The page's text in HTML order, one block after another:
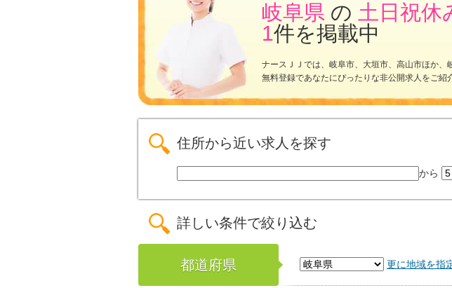
岐阜県 の 土日祝休
1件を掲載中
ナースＪＪでは、岐阜市、大垣市、高山市ほか、
無料登録であなたにぴったりな非公開求人をご紹
住所から近い求人を探す
から
詳しい条件で絞り込む
都道府県 更に地域を指